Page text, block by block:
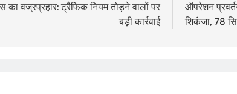
का वज्रप्रहार: ट्रैफिक नियम तोड़ने वालों पर
बड़ी कार्रवाई
ऑपरेशन
शिकंजा, 78